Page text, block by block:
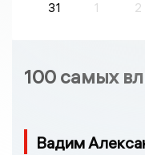
31 1 2
100 самых
Вадим